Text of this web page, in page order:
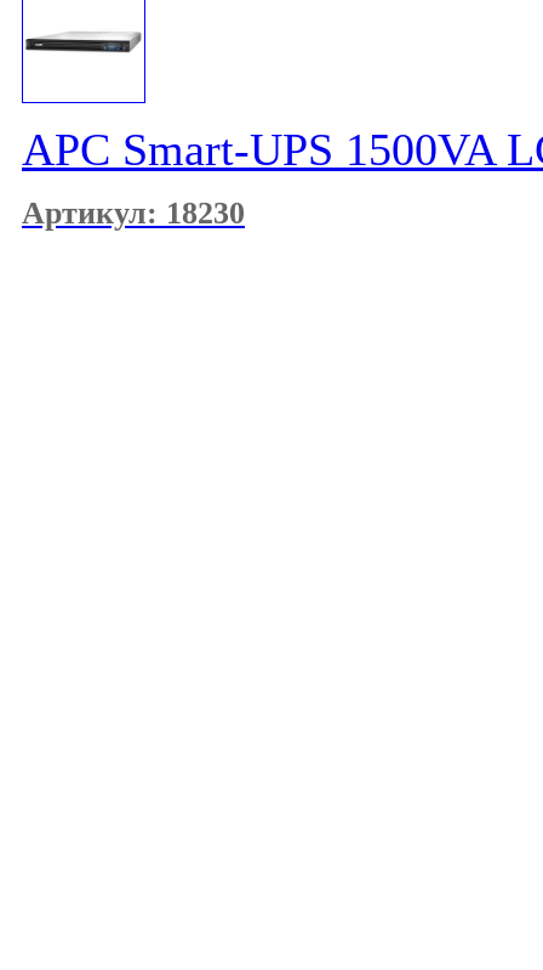
APC Smart-UPS 1500VA
Артикул: 18230